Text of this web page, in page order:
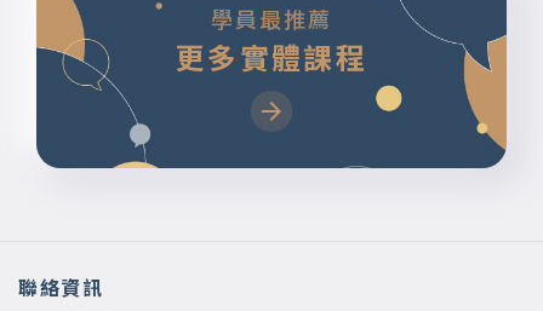
學員最推薦
更多實體課程
聯絡資訊